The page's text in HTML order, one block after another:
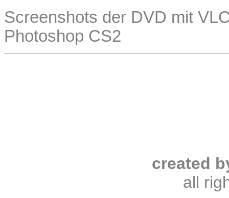
Screenshots der DVD mit
Photoshop CS2
created
all